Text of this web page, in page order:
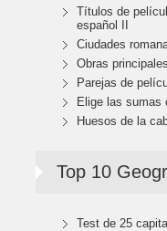
Títulos de
español II
Ciudades
Obras
Parejas de
Elige las sumas
Huesos de la
Top 10
Test de 25